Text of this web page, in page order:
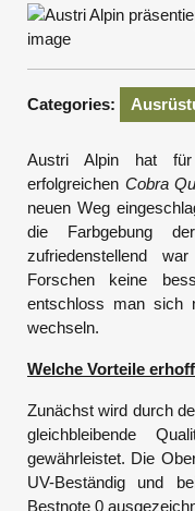
Categories:
Austri Alpin hat für
erfolgreichen Cobra
neuen Weg
die Farbgebung
zufriedenstellend
Forschen keine
entschloss man sich
wechseln.
Welche Vorteile
Zunächst wird durch
gleichbleibende
gewährleistet. Die
UV-Beständig und
Bestnote 0